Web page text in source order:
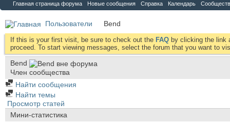
Главная страница форума Новые сообщения Справка Календарь
Пользователи Bend
If this is your first visit, be sure to check out the FAQ by clicking the link
proceed. To start viewing messages, select the forum that you want to
Bend
Член сообщества
Найти сообщения
Найти темы
Просмотр статей
Мини-статистика